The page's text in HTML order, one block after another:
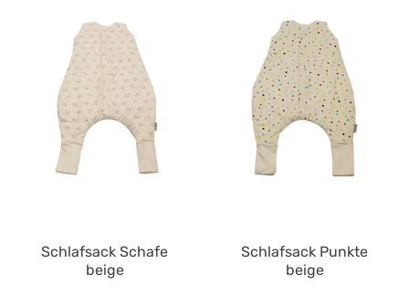
Schlafsack Schafe
beige
Schlafsack Punkte
beige